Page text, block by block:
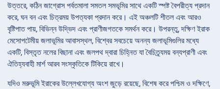
উত্তরে, কঠিন জাগ্রোস পর্বতমালা সমতল সমভূমির সাথে একটি স্পষ্ট বৈপরীত্য প্রদান
করে, ঘন বন এবং চিত্রময় উপত্যকা প্রদান করে। এই অঞ্চলটি শীতল এবং আরও
বৃষ্টিপাত পায়, বিভিন্ন উদ্ভিদ এবং প্রাণীজগতকে সমর্থন করে। উপরন্তু, দক্ষিণ ইরাক
মেসোপটেমীয় জলাভূমির আবাসস্থল, বিশ্বের সবচেয়ে অনন্য জলাভূমিগুলির মধ্যে
একটি, বিস্তৃত নলের বিছানা এবং জলপথ দ্বারা চিহ্নিত যা বৈচিত্র্যময় বন্যপ্রাণী এবং
ঐতিহ্যবাহী মার্শ আরব সংস্কৃতিকে টিকিয়ে রাখে।
যদিও মরুভূমি ইরাকের উল্লেখযোগ্য অংশ জুড়ে রয়েছে, বিশেষ করে পশ্চিম ও দক্ষিণে,